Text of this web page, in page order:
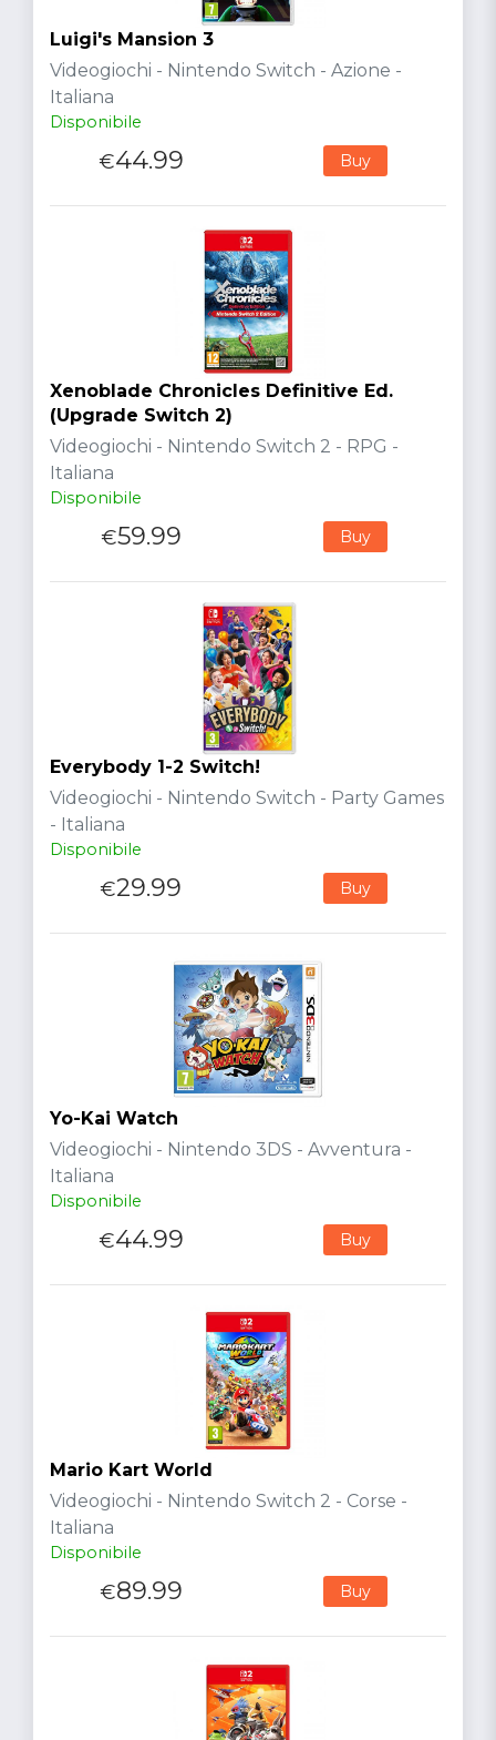
Luigi's Mansion 3
Videogiochi - Nintendo Switch - Azione -
Italiana
Disponibile
€44.99 Buy
Xenoblade Chronicles Definitive Ed.
(Upgrade Switch 2)
Videogiochi - Nintendo Switch 2 - RPG -
Italiana
Disponibile
€59.99 Buy
Everybody 1-2 Switch!
Videogiochi - Nintendo Switch - Party Games
- Italiana
Disponibile
€29.99 Buy
Yo-Kai Watch
Videogiochi - Nintendo 3DS - Avventura -
Italiana
Disponibile
€44.99 Buy
Mario Kart World
Videogiochi - Nintendo Switch 2 - Corse -
Italiana
Disponibile
€89.99 Buy